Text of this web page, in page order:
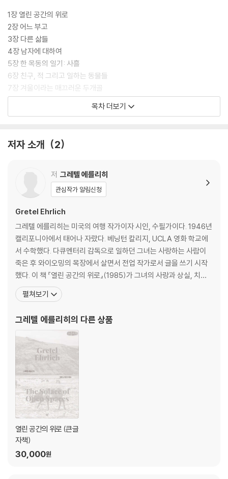
1장 열린 공간의 위로
2장 어느 부고
3장 다른 삶들
4장 남자에 대하여
5장 한 목동의 일기: 사흘
6장 친구, 적 그리고 일하는 동물들
7장 겨울이라는 매끄러운 두개골
8장 물에 관하여
12장 폭풍, 옥수수 밭, 엘크
역자 후기: 아름다운 산문의 위로
목차 더보기
저자 소개 2
저 그레텔 에를리히
관심작가 알림신청
Gretel Ehrlich
그레텔 에를리히는 미국의 여행 작가이자 시인, 수필가이다. 1946년
캘리포니아에서 태어나 자랐다. 베닝턴 칼리지, UCLA 영화 학교에
서 수학했다. 다큐멘터리 감독으로 일하던 그녀는 사랑하는 사람이
죽은 후 와이오밍의 목장에서 살면서 전업 작가로서 글을 쓰기 시작
했다. 이 책 『열린 공간의 위로』(1985)가 그녀의 사랑과 상실, 치유
의 경험을 다룬 데뷔작으로, 그녀 특유의 시적이고 유려한 문장과 삶
과 자연에 대한 예리한 통찰이 잘 드러나 헨리 데이비드 소로에 비견
번개에 맞는 사고를 겪고 이때의 경험을 글로
펼쳐보기
그레텔 에를리히 의 다른 상품
열린 공간의 위로 (큰글
자책)
30,000원